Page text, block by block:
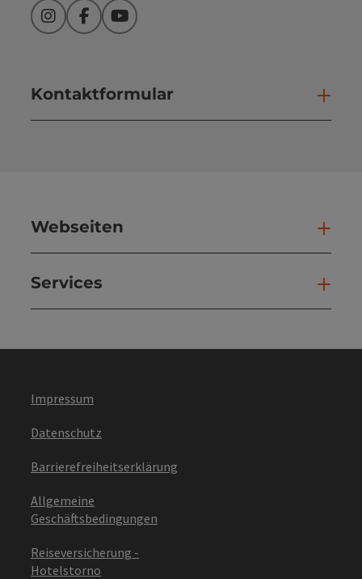
InstagramFacebookYouTube
Kontaktformular
Webseiten
Services
Impressum
Datenschutz
Barrierefreiheitserklärung
Allgemeine
Geschäftsbedingungen
Reiseversicherung -
Hotelstorno